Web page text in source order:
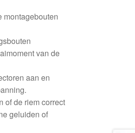
montagebouten
van de
aan en
of de riem correct
geluiden of